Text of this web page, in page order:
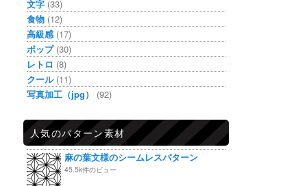
文字 (33)
食物 (12)
高級感 (17)
ポップ(30)
レトロ (8)
クール(11)
写真加工（jpg）
(92)
人気のパターン素材
麻の葉文様のシームレスパターン
45.5k件のビュー